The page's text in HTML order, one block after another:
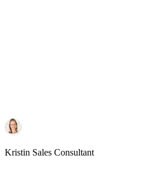
Kristin Sales Consultant